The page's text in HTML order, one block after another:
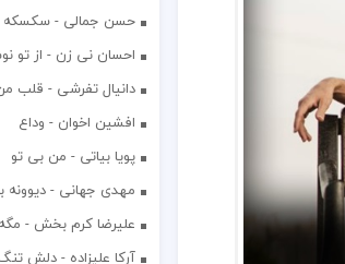
حسن جمالی - سکسکه
احسان نی زن - از تو
دانیال تفرشی - قلب
افشين اخوان - وداع
پویا بیاتی - من بی تو
مهدی جهانی - دیوونه
علیرضا کرم بخش -
آرکا علیزاده - دلش